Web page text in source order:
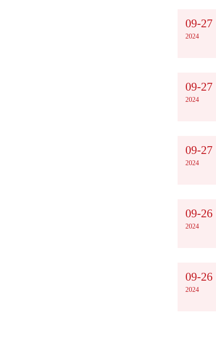
09-27
2024
09-27
2024
09-27
2024
09-26
2024
09-26
2024